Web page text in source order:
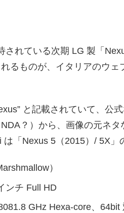
されている次期 LG 製「
るものが、イタリアのウェ
と記載されていて、公
？）から、画像の元ネ
「Nexus 5（2015）/ 5X」
）
ンチ Full HD
GHz Hexa-core、64bit